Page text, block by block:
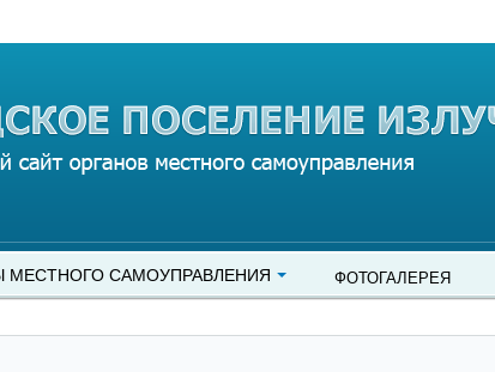
МЕСТНОГО САМОУПРАВЛЕНИЯ ФОТОГАЛЕРЕЯ